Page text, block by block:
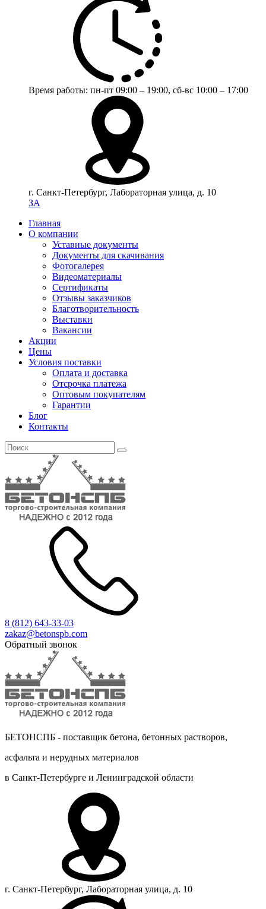
Время работы: пн-пт 09:00 – 19:00, сб-вс 10:00 – 17:00
г. Санкт-Петербург, Лабораторная улица, д. 10
ЗА
Главная
О компании
Уставные документы
Документы для скачивания
Фотогалерея
Видеоматериалы
Сертификаты
Отзывы заказчиков
Благотворительность
Выставки
Вакансии
Акции
Цены
Условия поставки
Оплата и доставка
Отсрочка платежа
Оптовым покупателям
Гарантии
Блог
Контакты
8 (812) 643-33-03
zakaz@betonspb.com
Обратный звонок
БЕТОНСПБ - поставщик бетона, бетонных растворов,
асфальта и нерудных материалов
в Санкт-Петербурге и Ленинградской области
г. Санкт-Петербург, Лабораторная улица, д. 10